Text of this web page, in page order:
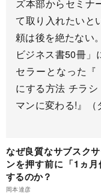
ズ本部からセミナ
て取り入れたいと
頼は後を絶たない
ビジネス書50冊」
セラーとなった
にする方法 チラ
マンに変わる!』（
なぜ良質なサブスク
ンを押す前に「1ヵ
するのか？
岡本達彦